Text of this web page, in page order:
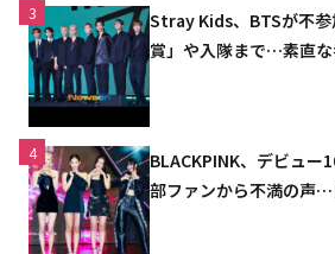
3
Stray Kids、BTSが不参
賞」や入隊まで…素直
4
BLACKPINK、デビュー
部ファンから不満の声